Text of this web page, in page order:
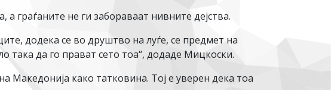
граѓаните не ги забораваат нивните дејства.
додека се во друштво на луѓе, се предмет на
така да го прават сето тоа“, додаде Мицкоски.
Македонија како татковина. Тој е уверен дека тоа